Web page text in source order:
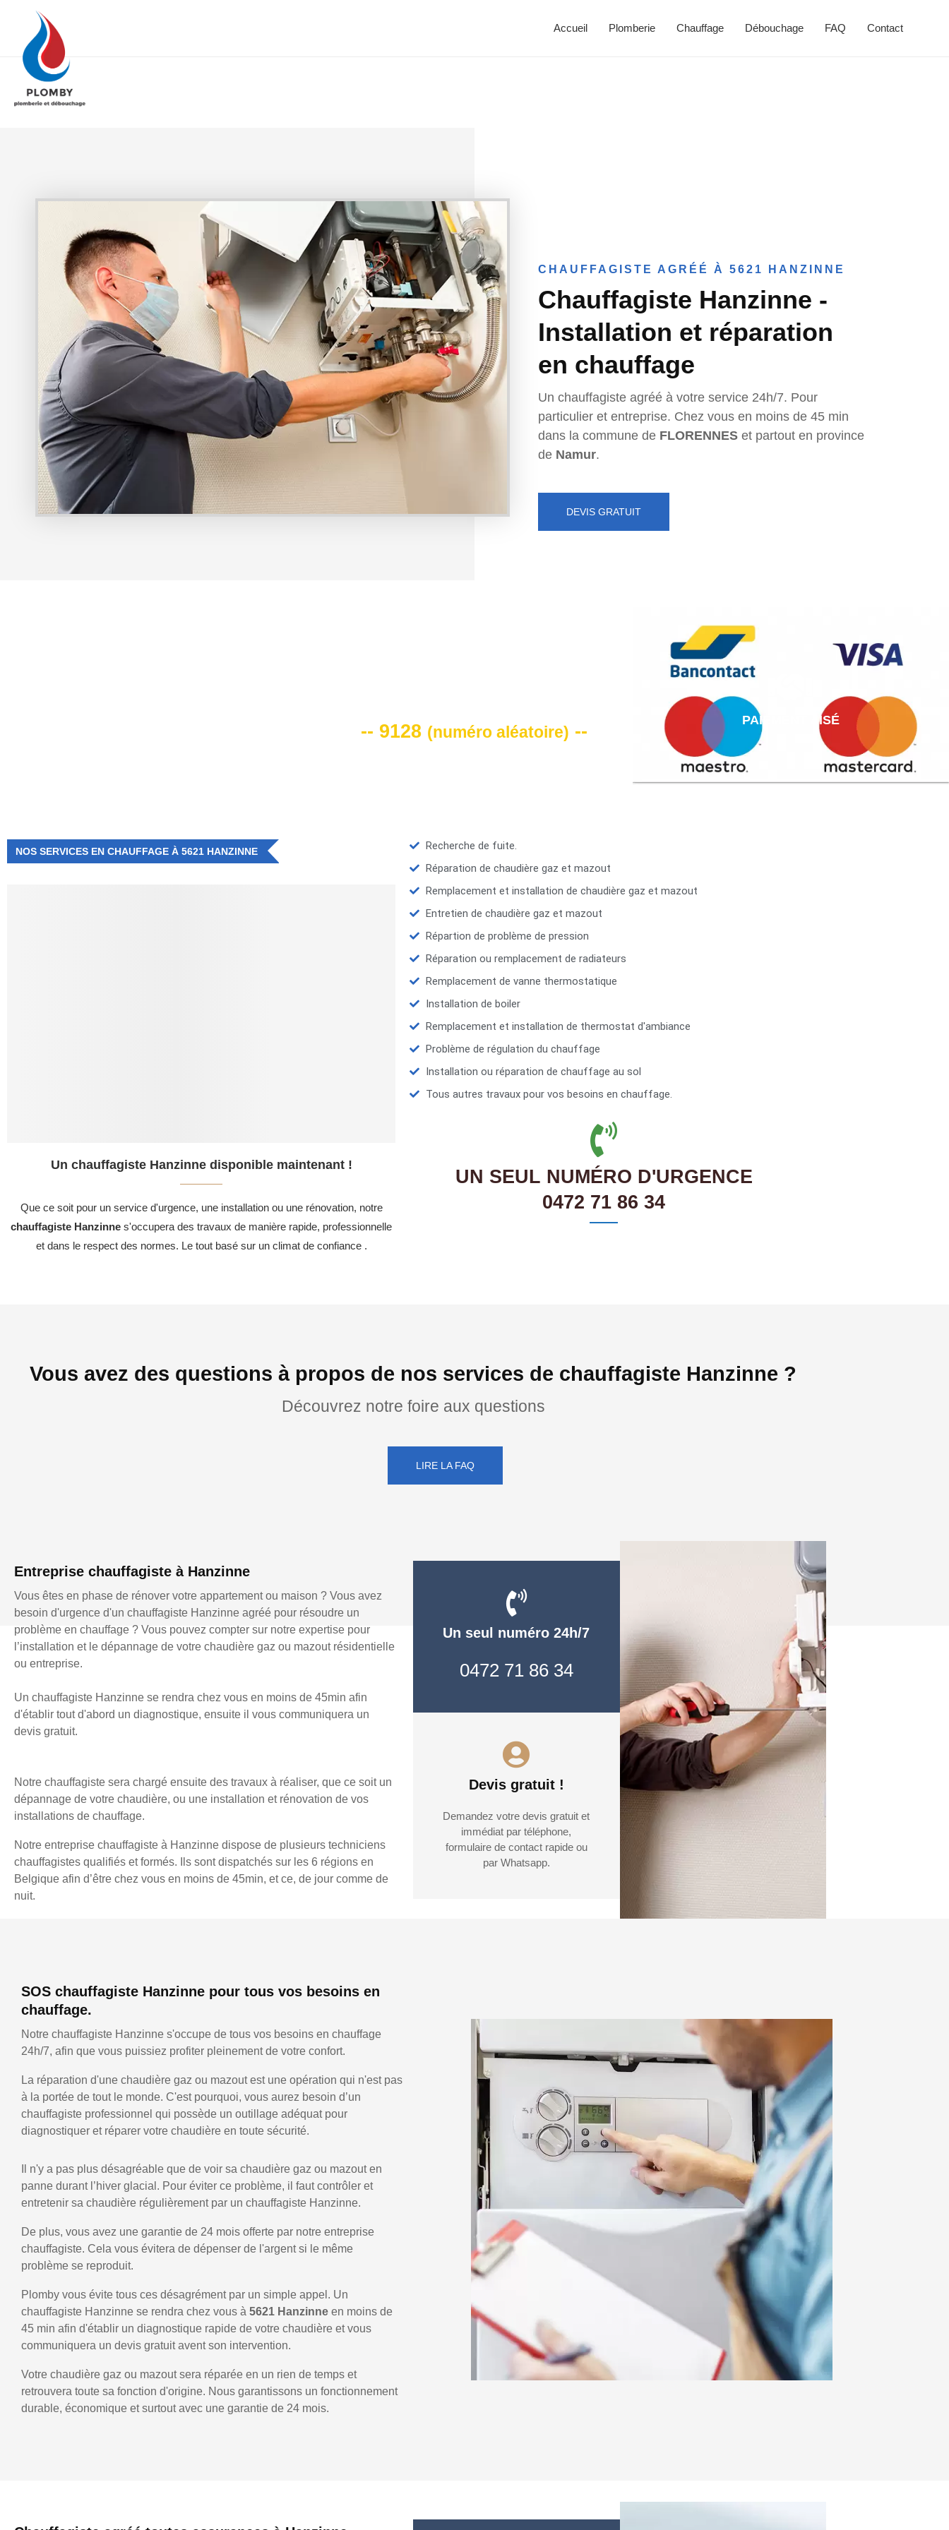
Accueil Plomberie Chauffage Débouchage FAQ Contact
CHAUFFAGISTE AGRÉÉ À 5621 HANZINNE
Chauffagiste Hanzinne -
Installation et réparation
en chauffage
Un chauffagiste agréé à votre service 24h/7. Pour
particulier et entreprise. Chez vous en moins de 45 min
dans la commune de FLORENNES et partout en province
de Namur.
DEVIS GRATUIT
-- 9128 (numéro aléatoire) --
PAIEMENT AISÉ
NOS SERVICES EN CHAUFFAGE À 5621 HANZINNE
Un chauffagiste Hanzinne disponible maintenant !
Que ce soit pour un service d'urgence, une installation ou une rénovation, notre
chauffagiste Hanzinne s'occupera des travaux de manière rapide, professionnelle
et dans le respect des normes. Le tout basé sur un climat de confiance .
Recherche de fuite.
Réparation de chaudière gaz et mazout
Remplacement et installation de chaudière gaz et mazout
Entretien de chaudière gaz et mazout
Répartion de problème de pression
Réparation ou remplacement de radiateurs
Remplacement de vanne thermostatique
Installation de boiler
Remplacement et installation de thermostat d'ambiance
Problème de régulation du chauffage
Installation ou réparation de chauffage au sol
Tous autres travaux pour vos besoins en chauffage.
UN SEUL NUMÉRO D'URGENCE
0472 71 86 34
Vous avez des questions à propos de nos services de chauffagiste Hanzinne ?
Découvrez notre foire aux questions
LIRE LA FAQ
Entreprise chauffagiste à Hanzinne
Vous êtes en phase de rénover votre appartement ou maison ? Vous avez
besoin d'urgence d'un chauffagiste Hanzinne agréé pour résoudre un
problème en chauffage ? Vous pouvez compter sur notre expertise pour
l’installation et le dépannage de votre chaudière gaz ou mazout résidentielle
ou entreprise.
Un chauffagiste Hanzinne se rendra chez vous en moins de 45min afin
d'établir tout d'abord un diagnostique, ensuite il vous communiquera un
devis gratuit.
Notre chauffagiste sera chargé ensuite des travaux à réaliser, que ce soit un
dépannage de votre chaudière, ou une installation et rénovation de vos
installations de chauffage.
Notre entreprise chauffagiste à Hanzinne dispose de plusieurs techniciens
chauffagistes qualifiés et formés. Ils sont dispatchés sur les 6 régions en
Belgique afin d’être chez vous en moins de 45min, et ce, de jour comme de
nuit.
Un seul numéro 24h/7
0472 71 86 34
Devis gratuit !
Demandez votre devis gratuit et
immédiat par téléphone,
formulaire de contact rapide ou
par Whatsapp.
SOS chauffagiste Hanzinne pour tous vos besoins en
chauffage.
Notre chauffagiste Hanzinne s'occupe de tous vos besoins en chauffage
24h/7, afin que vous puissiez profiter pleinement de votre confort.
La réparation d'une chaudière gaz ou mazout est une opération qui n'est pas
à la portée de tout le monde. C'est pourquoi, vous aurez besoin d’un
chauffagiste professionnel qui possède un outillage adéquat pour
diagnostiquer et réparer votre chaudière en toute sécurité.
Il n'y a pas plus désagréable que de voir sa chaudière gaz ou mazout en
panne durant l’hiver glacial. Pour éviter ce problème, il faut contrôler et
entretenir sa chaudière régulièrement par un chauffagiste Hanzinne.
De plus, vous avez une garantie de 24 mois offerte par notre entreprise
chauffagiste. Cela vous évitera de dépenser de l'argent si le même
problème se reproduit.
Plomby vous évite tous ces désagrément par un simple appel. Un
chauffagiste Hanzinne se rendra chez vous à 5621 Hanzinne en moins de
45 min afin d'établir un diagnostique rapide de votre chaudière et vous
communiquera un devis gratuit avent son intervention.
Votre chaudière gaz ou mazout sera réparée en un rien de temps et
retrouvera toute sa fonction d'origine. Nous garantissons un fonctionnement
durable, économique et surtout avec une garantie de 24 mois.